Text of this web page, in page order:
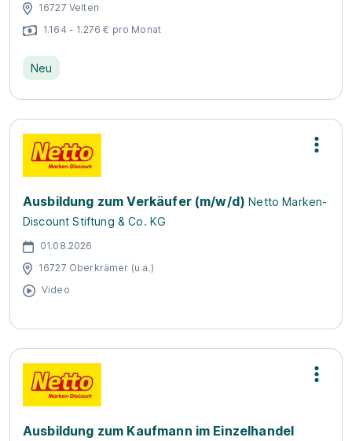
16727 Velten
1.164 - 1.276 € pro Monat
Neu
Ausbildung zum Verkäufer (m/w/d) Netto Marken-
Discount Stiftung & Co. KG
01.08.2026
16727 Oberkrämer (u.a.)
Video
Ausbildung zum Kaufmann im Einzelhandel